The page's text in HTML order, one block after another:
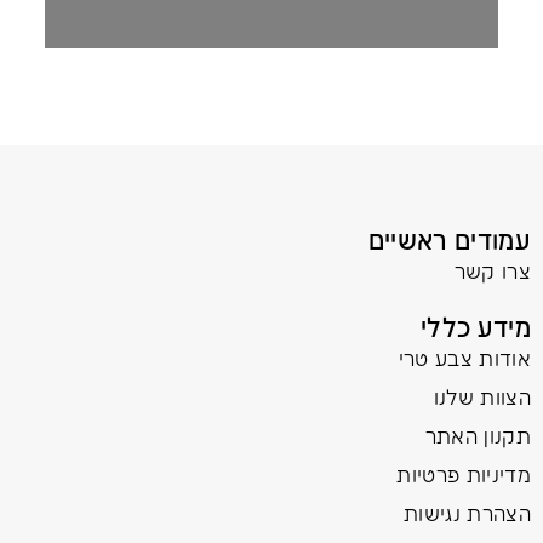
עמודים ראשיים
צרו קשר
מידע כללי
אודות צבע טרי
הצוות שלנו
תקנון האתר
מדיניות פרטיות
הצהרת נגישות